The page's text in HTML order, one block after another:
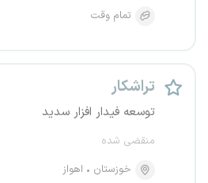
تمام وقت
تراشکار
توسعه فیدار افزار سدید
منقضی شده
خوزستان
اهواز